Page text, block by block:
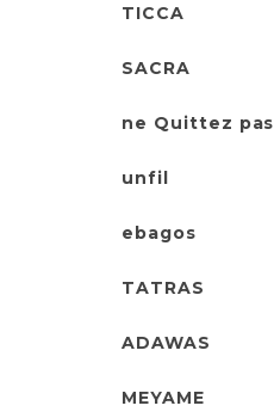
TICCA
SACRA
ne Quittez pas
unfil
ebagos
TATRAS
ADAWAS
MEYAME